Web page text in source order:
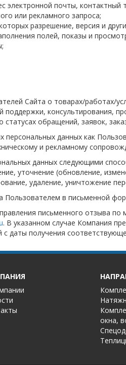
электронной почты, контактный
или рекламного запроса;
разрешение, версия и
полей, показы и
Сайта о товарах/работах/
консультирования,
статусах обращений, заявок,
персональных данных как
и рекламному
данных следующими
уточнение (обновление,
удаление, уничтожение
Пользователем в письменной
письменного отзыва
. В указанном случае Компания
даты получения
окна,